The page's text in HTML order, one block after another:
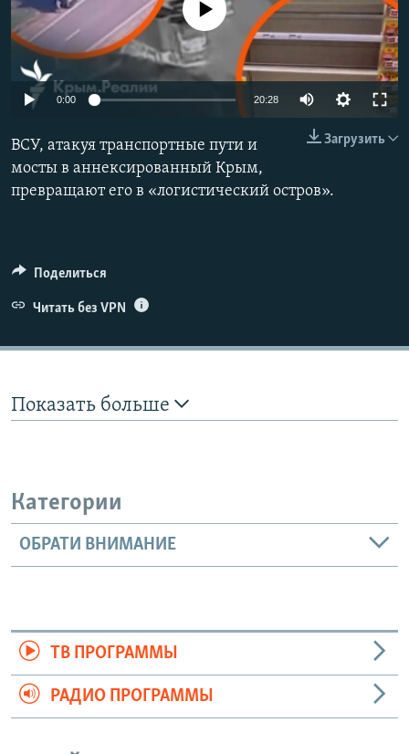
ПОБЕДИТЕЛЕЙ НЕ СУДЯТ?
КРЫМ.НЕПОКОРЕННЫЙ
ELIFBE
ПРИСОЕДИНЯЙТЕСЬ!
Все сайты RFE/RL
No media source currently available
0:00 20:28
240p
480p
Загрузить
ВСУ, атакуя транспортные пути и
мосты в аннексированный Крым,
превращают его в «логистический остров».
Поделиться
Читать без VPN
Показать больше
Категории
ОБРАТИ ВНИМАНИЕ
ТВ ПРОГРАММЫ
РАДИО ПРОГРАММЫ